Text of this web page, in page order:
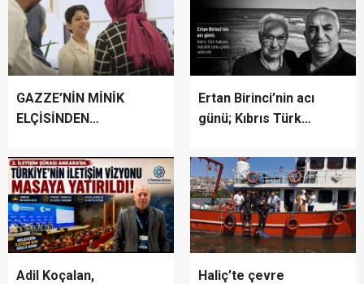
GAZZE’NİN MİNİK
ELÇİSİNDEN
DUYGUSAL MESAJ:
“BURASI BENİM İKİNCİ
EVİM”
Ertan Birinci’nin acı
günü; Kıbrıs Türk
çınarı vefat etti
Adil Koçalan,
Haliç’te çevre